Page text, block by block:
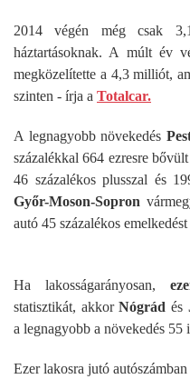
2014 végén még csak
háztartásoknak. A múlt év
megközelítette a 4,3 milliót,
szinten - írja a Totalcar.
A legnagyobb növekedés
százalékkal 664 ezresre
46 százalékos plusszal és
Győr-Moson-Sopron
autó 45 százalékos emelkedést
Ha lakosságarányosan,
statisztikát, akkorNógrádés
a legnagyobb a növekedés 55
Ezer lakosra jutó